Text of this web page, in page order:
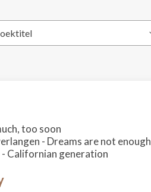
too soon
- Dreams are not enough
Californian generation